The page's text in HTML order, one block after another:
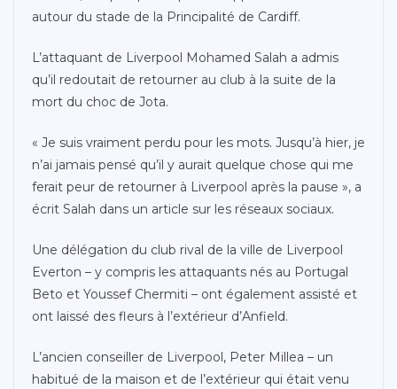
autour du stade de la Principalité de Cardiff.
L’attaquant de Liverpool Mohamed Salah a admis
qu’il redoutait de retourner au club à la suite de la
mort du choc de Jota.
« Je suis vraiment perdu pour les mots. Jusqu’à hier, je
n’ai jamais pensé qu’il y aurait quelque chose qui me
ferait peur de retourner à Liverpool après la pause », a
écrit Salah dans un article sur les réseaux sociaux.
Une délégation du club rival de la ville de Liverpool
Everton – y compris les attaquants nés au Portugal
Beto et Youssef Chermiti – ont également assisté et
ont laissé des fleurs à l’extérieur d’Anfield.
L’ancien conseiller de Liverpool, Peter Millea – un
habitué de la maison et de l’extérieur qui était venu